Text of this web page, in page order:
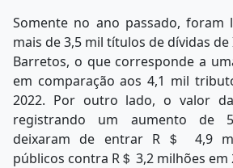
Somente no ano passado, foram
mais de 3,5 mil títulos de dívidas de
Barretos, o que corresponde a
em comparação aos 4,1 mil
2022. Por outro lado, o valor
registrando um aumento de
deixaram de entrar R＄ 4,9
públicos contra R＄ 3,2 milhões em